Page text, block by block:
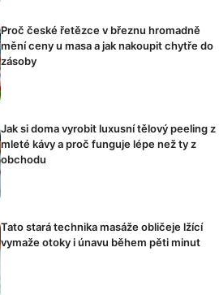
Proč české řetězce v březnu hromadně
mění ceny u masa a jak nakoupit chytře do
zásoby
Jak si doma vyrobit luxusní tělový peeling z
mleté kávy a proč funguje lépe než ty z
obchodu
Tato stará technika masáže obličeje lžící
vymaže otoky i únavu během pěti minut